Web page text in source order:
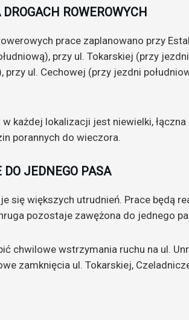
ROWEROWYCH
prace zaplanowano przy
przy ul. Tokarskiej (przy
przy ul. Cechowej (przy jezdni
każdej lokalizacji jest niewielki,
porannych do wieczora.
JEDNEGO PASA
się większych utrudnień. Prace będą
pozostaje zawężona do jednego
chwilowe wstrzymania ruchu na ul.
zamknięcia ul. Tokarskiej,